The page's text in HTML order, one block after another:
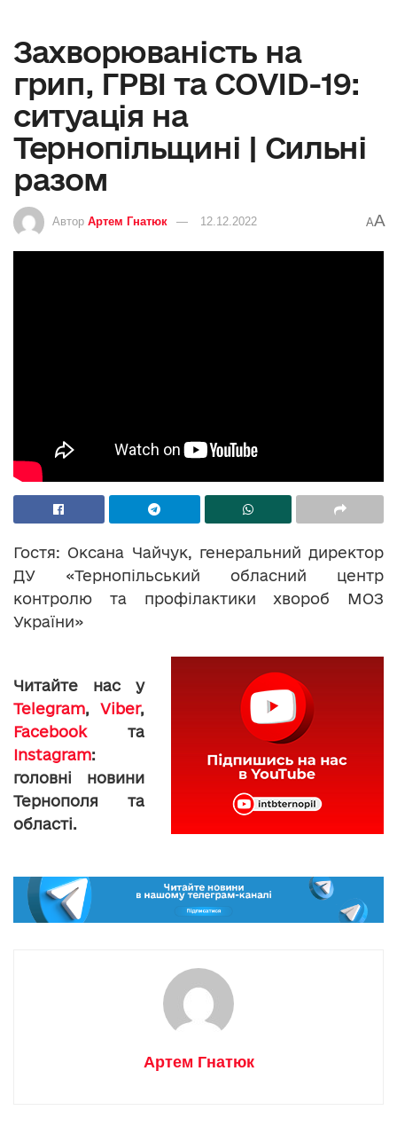
Захворюваність на
грип, ГРВІ та COVID-19:
ситуація на
Тернопільщині | Сильні
разом
Автор Артем Гнатюк 12.12.2022 AA
Гостя: Оксана Чайчук, генеральний директор
ДУ «Тернопільський обласний центр
контролю та профілактики хвороб МОЗ
України»
Читайте нас у
Telegram, Viber,
Facebookта
Instagram:
головні новини
Тернополя та
області.
Артем Гнатюк